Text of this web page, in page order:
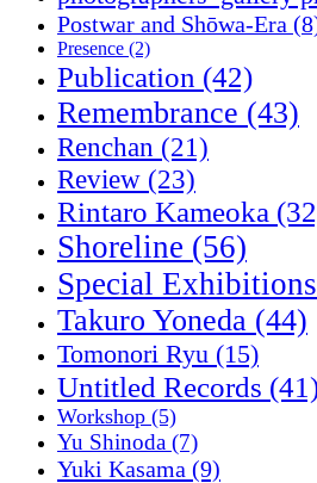
Postwar and Shōwa-Era
Presence (2)
Publication (42)
Remembrance (43)
Renchan (21)
Review (23)
Rintaro Kameoka
Shoreline (56)
Special Exhibitions
Takuro Yoneda (44)
Tomonori Ryu (15)
Untitled Records
Workshop (5)
Yu Shinoda (7)
Yuki Kasama (9)